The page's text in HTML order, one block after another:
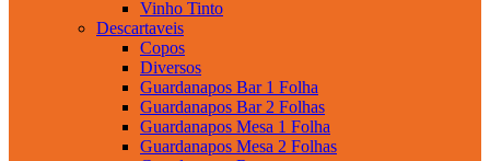
Vinho Tinto
Descartaveis
Copos
Diversos
Guardanapos Bar 1 Folha
Guardanapos Bar 2 Folhas
Guardanapos Mesa 1 Folha
Guardanapos Mesa 2 Folhas